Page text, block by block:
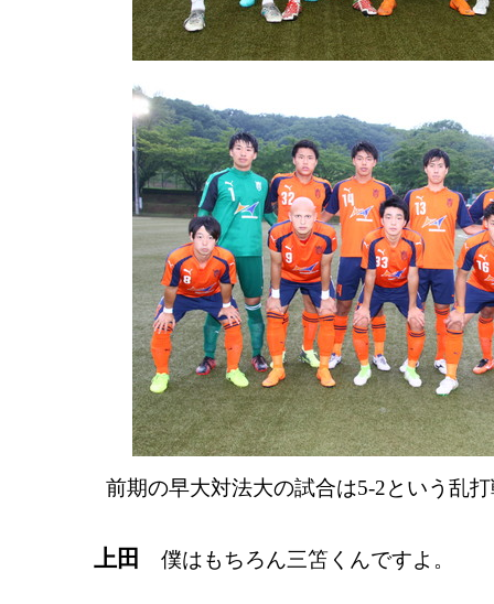
前期の早大対法大の試合は5-2という乱
上田 僕はもちろん三笘くんですよ。